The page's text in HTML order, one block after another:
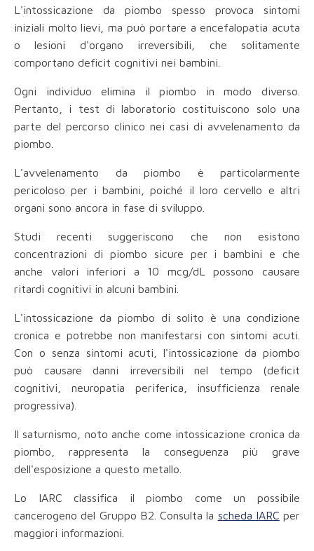
L'intossicazione da piombo spesso provoca sintomi
iniziali molto lievi, ma può portare a encefalopatia acuta
o lesioni d'organo irreversibili, che solitamente
comportano deficit cognitivi nei bambini.
Ogni individuo elimina il piombo in modo diverso.
Pertanto, i test di laboratorio costituiscono solo una
parte del percorso clinico nei casi di avvelenamento da
piombo.
L'avvelenamento da piombo è particolarmente
pericoloso per i bambini, poiché il loro cervello e altri
organi sono ancora in fase di sviluppo.
Studi recenti suggeriscono che non esistono
concentrazioni di piombo sicure per i bambini e che
anche valori inferiori a 10 mcg/dL possono causare
ritardi cognitivi in alcuni bambini.
L'intossicazione da piombo di solito è una condizione
cronica e potrebbe non manifestarsi con sintomi acuti.
Con o senza sintomi acuti, l'intossicazione da piombo
può causare danni irreversibili nel tempo (deficit
cognitivi, neuropatia periferica, insufficienza renale
progressiva).
Il saturnismo, noto anche come intossicazione cronica da
piombo, rappresenta la conseguenza più grave
dell'esposizione a questo metallo.
Lo IARC classifica il piombo come un possibile
cancerogeno del Gruppo B2. Consulta la scheda IARC per
maggiori informazioni.